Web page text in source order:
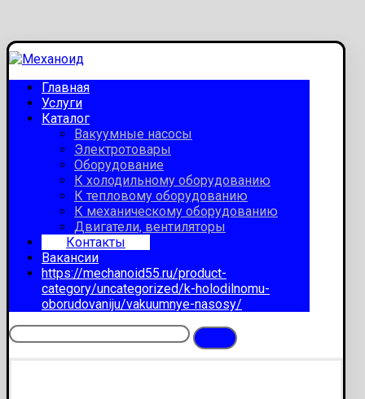
Главная
Услуги
Каталог
Вакуумные насосы
Электротовары
Оборудование
К холодильному оборудованию
К тепловому оборудованию
К механическому оборудованию
Двигатели, вентиляторы
Контакты
Вакансии
https://mechanoid55.ru/product-
category/uncategorized/k-holodilnomu-
oborudovaniju/vakuumnye-nasosy/